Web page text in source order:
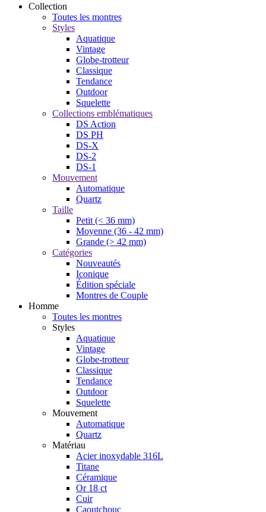
Collection
Toutes les montres
Styles
Aquatique
Vintage
Globe-trotteur
Classique
Tendance
Outdoor
Squelette
Collections emblématiques
DS Action
DS PH
DS-X
DS-2
DS-1
Mouvement
Automatique
Quartz
Taille
Petit (< 36 mm)
Moyenne (36 - 42 mm)
Grande (> 42 mm)
Catégories
Nouveautés
Iconique
Édition spéciale
Montres de Couple
Homme
Toutes les montres
Styles
Aquatique
Vintage
Globe-trotteur
Classique
Tendance
Outdoor
Squelette
Mouvement
Automatique
Quartz
Matériau
Acier inoxydable 316L
Titane
Céramique
Or 18 ct
Cuir
Caoutchouc